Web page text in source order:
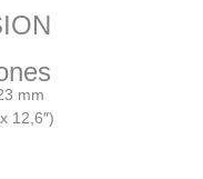
mm
12,6″)